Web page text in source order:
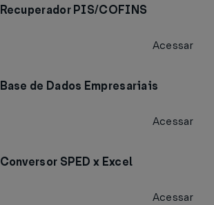
Recuperador PIS/COFINS
Acessar
Base de Dados Empresariais
Acessar
Conversor SPED x Excel
Acessar